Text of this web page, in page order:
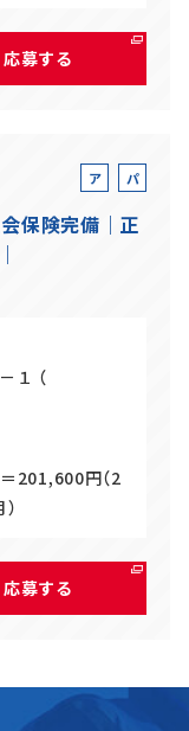
応募する
ア
バ
パ
ト
保険完備｜正
１ （
201,600円（2
応募する